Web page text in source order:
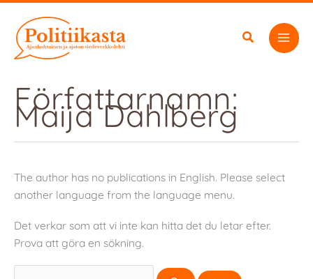
innehåll
Författarnamn:
Maija Dahlberg
The author has no publications in English. Please select
another language from the language menu.
Det verkar som att vi inte kan hitta det du letar efter.
Prova att göra en sökning.